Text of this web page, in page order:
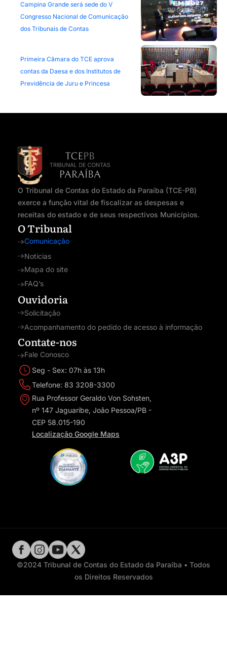
Campina Grande será sede do V
Congresso Nacional de Comunicação
dos Tribunais de Contas
Primeira Câmara do TCE aprova
contas da Daesa e dos Institutos de
Previdência de Juru e Princesa
O Tribunal de Contas do Estado da Paraíba (TCE-PB)
exerce a função vital de fiscalizar as despesas e
receitas do estado e de seus respectivos Municípios.
O Tribunal
Comunicação
Notícias
Mapa do site
FAQ’s
Ouvidoria
Solicitação
Acompanhamento do pedido de acesso à informação
Contate-nos
Fale Conosco
Seg - Sex: 07h às 13h
Telefone: 83 3208-3300
Rua Professor Geraldo Von Sohsten,
nº 147 Jaguaribe, João Pessoa/PB -
CEP 58.015-190
Localização Google Maps
©2024 Tribunal de Contas do Estado da Paraíba • Todos
os Direitos Reservados